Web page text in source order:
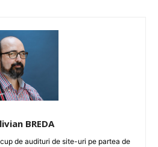
BREDA
de audituri de site-uri pe partea de